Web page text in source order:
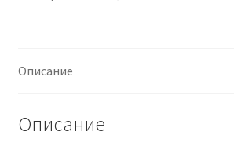
Описание
Описание